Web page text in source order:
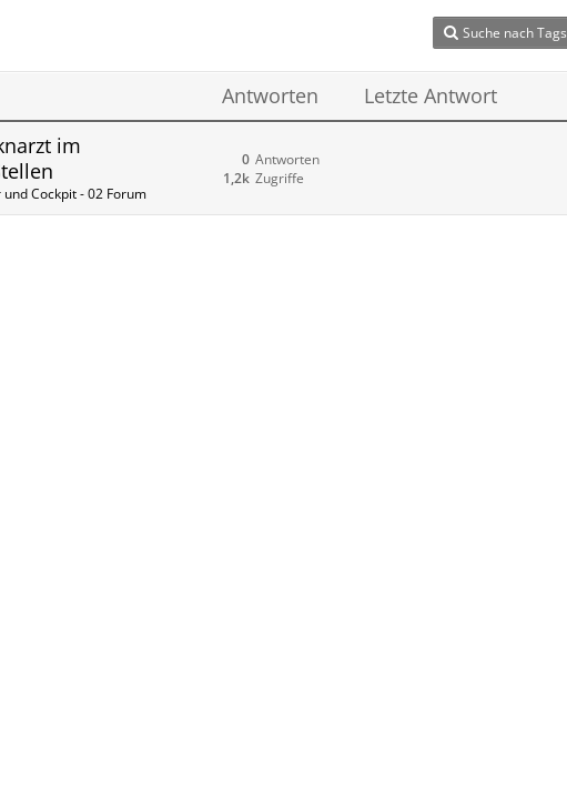
Suche nach Tags
Antworten
Letzte Antwort
im
Cockpit - 02 Forum
Antworten
0
Zugriffe
1,2k